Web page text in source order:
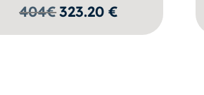
404€323.20€